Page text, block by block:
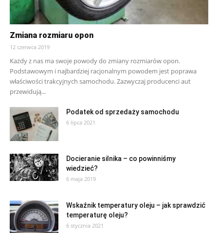
Zmiana rozmiaru opon
12 czerwca 2019
Każdy z nas ma swoje powody do zmiany rozmiarów opon.
Podstawowym i najbardziej racjonalnym powodem jest poprawa
właściwości trakcyjnych samochodu. Zazwyczaj producenci aut
przewidują...
Podatek od sprzedaży samochodu
6 lipca 2021
Docieranie silnika – co powinniśmy
wiedzieć?
6 maja 2019
Wskaźnik temperatury oleju – jak sprawdzić
temperaturę oleju?
6 stycznia 2021